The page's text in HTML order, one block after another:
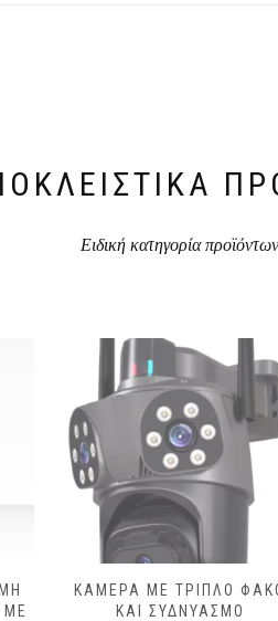
Ειδική κατηγορία προϊόντων
ΜΕ
ΚΆΜΕΡΑ ΜΕ ΤΡΙΠΛΌ
ΚΑΙ ΣΥΔΝΥΑΣΜΌ